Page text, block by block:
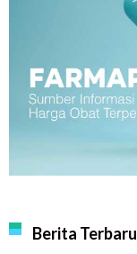
Berita Terbaru